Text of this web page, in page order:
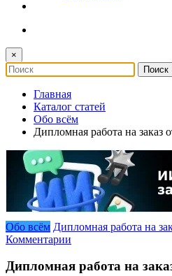
×
Главная
Каталог статей
Обо всём
Дипломная работа на заказ
Обо всём Дипломная работа на
Комментарии
Дипломная работа на